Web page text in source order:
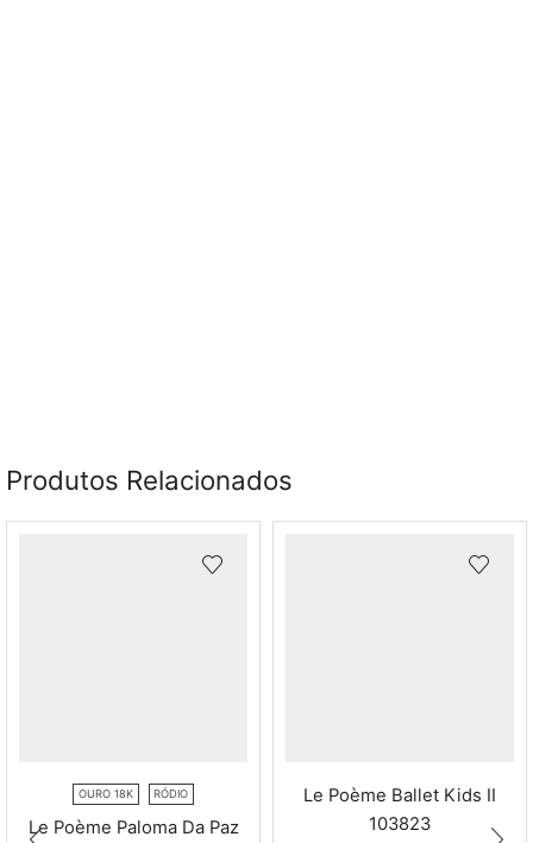
Produtos Relacionados
OURO 18K RÓDIO
Le Poème Paloma Da Paz
Le Poème Ballet Kids II
103823